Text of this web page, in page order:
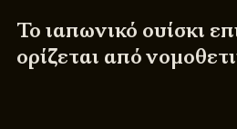
Το ιαπωνικό ουίσκι
ορίζεται από